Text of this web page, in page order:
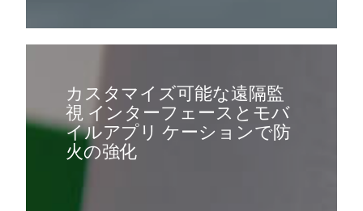
カスタマイズ可能な遠隔監
視 インターフェースとモバ
イルアプリ ケーションで防
火の強化